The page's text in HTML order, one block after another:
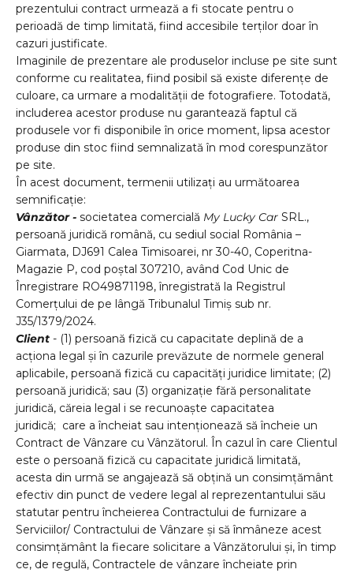
prezentului contract urmează a fi stocate pentru o
perioadă de timp limitată, fiind accesibile terților doar în
cazuri justificate.
Imaginile de prezentare ale produselor incluse pe site sunt
conforme cu realitatea, fiind posibil să existe diferențe de
culoare, ca urmare a modalității de fotografiere. Totodată,
includerea acestor produse nu garantează faptul că
produsele vor fi disponibile în orice moment, lipsa acestor
produse din stoc fiind semnalizată în mod corespunzător
pe site.
În acest document, termenii utilizați au următoarea
semnificație:
Vânzător - societatea comercială My Lucky Car SRL.,
persoană juridică română, cu sediul social România –
Giarmata, DJ691 Calea Timisoarei, nr 30-40, Coperitna-
Magazie P, cod poștal 307210, având Cod Unic de
Înregistrare RO49871198, înregistrată la Registrul
Comerțului de pe lângă Tribunalul Timiș sub nr.
J35/1379/2024.
Client - (1) persoană fizică cu capacitate deplină de a
acţiona legal și în cazurile prevăzute de normele general
aplicabile, persoană fizică cu capacităţi juridice limitate; (2)
persoană juridică; sau (3) organizaţie fără personalitate
juridică, căreia legal i se recunoaşte capacitatea
juridică; care a încheiat sau intenționează să încheie un
Contract de Vânzare cu Vânzătorul. În cazul în care Clientul
este o persoană fizică cu capacitate juridică limitată,
acesta din urmă se angajează să obțină un consimțământ
efectiv din punct de vedere legal al reprezentantului său
statutar pentru încheierea Contractului de furnizare a
Serviciilor/ Contractului de Vânzare și să înmâneze acest
consimțământ la fiecare solicitare a Vânzătorului și, în timp
ce, de regulă, Contractele de vânzare încheiate prin